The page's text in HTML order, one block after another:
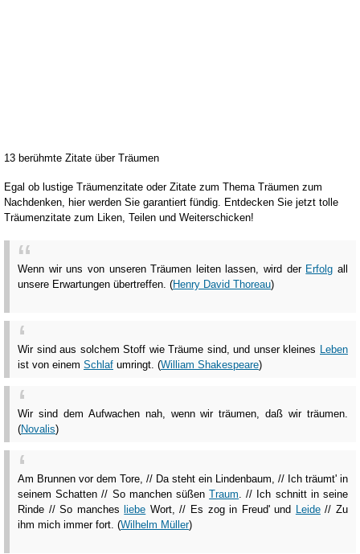
13 berühmte Zitate über Träumen
Egal ob lustige Träumenzitate oder Zitate zum Thema Träumen zum
Nachdenken, hier werden Sie garantiert fündig. Entdecken Sie jetzt tolle
Träumenzitate zum Liken, Teilen und Weiterschicken!
Wenn wir uns von unseren Träumen leiten lassen, wird der Erfolg all
unsere Erwartungen übertreffen. (Henry David Thoreau)
Wir sind aus solchem Stoff wie Träume sind, und unser kleines Leben
ist von einem Schlaf umringt. (William Shakespeare)
Wir sind dem Aufwachen nah, wenn wir träumen, daß wir träumen.
(Novalis)
Am Brunnen vor dem Tore, // Da steht ein Lindenbaum, // Ich träumt' in
seinem Schatten // So manchen süßenTraum . // Ich schnitt in seine
Rinde // So manchesliebe Wort, // Es zog in Freud' und Leide// Zu
ihm mich immer fort. (Wilhelm Müller)